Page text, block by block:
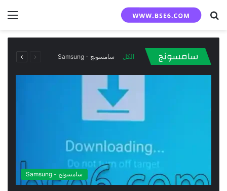
بحث
سامسونج الكل سامسونج - Samsung
الصفحة
سامسونج - Samsung